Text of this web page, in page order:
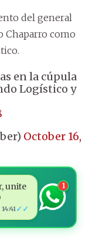
del general
Chaparro como
en la cúpula
Logístico y
October 16,
unite
14:41 ✓✓
1